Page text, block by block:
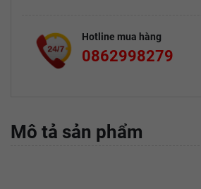
Hotline mua hàng
0862998279
Mô tả sản phẩm